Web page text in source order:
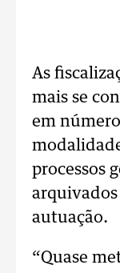
As
mais se
em
processos
arquivados
autuação.
“Quase